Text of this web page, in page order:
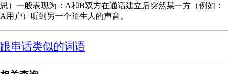
思）一般表现为：A和B双方在通话建立后突然某一方（例如：
A用户）听到另一个陌生人的声音。
跟串话类似的词语